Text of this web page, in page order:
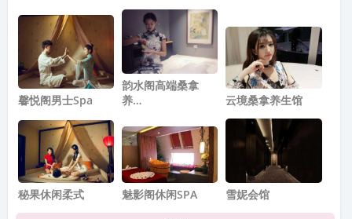
馨悦阁男士spa
韵水阁高端桑拿
养…
云境桑拿养生馆
秘果休闲柔式 魅影阁休闲SPA 雪妮会馆